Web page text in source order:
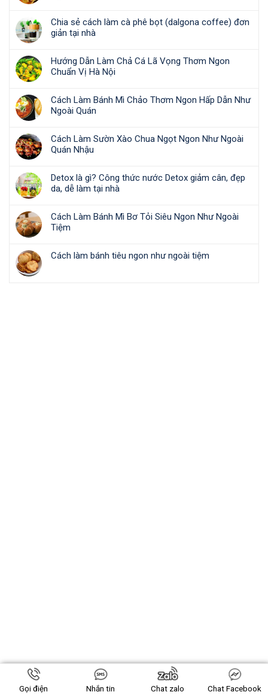
Chia sẻ cách làm cà phê bọt (dalgona coffee) đơn
giản tại nhà
Hướng Dẫn Làm Chả Cá Lã Vọng Thơm Ngon
Chuẩn Vị Hà Nội
Cách Làm Bánh Mì Chảo Thơm Ngon Hấp Dẫn Như
Ngoài Quán
Cách Làm Sườn Xào Chua Ngọt Ngon Như Ngoài
Quán Nhậu
Detox là gì? Công thức nước Detox giảm cân, đẹp
da, dễ làm tại nhà
Cách Làm Bánh Mì Bơ Tỏi Siêu Ngon Như Ngoài
Tiệm
Cách làm bánh tiêu ngon như ngoài tiệm
Gọi điện Nhắn tin Chat zalo Chat Facebook